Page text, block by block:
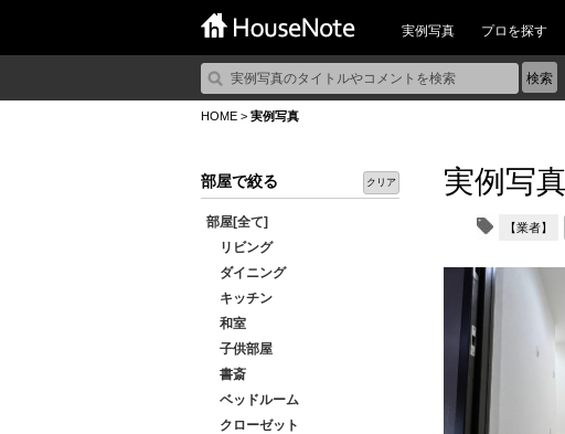
実例写真 プロを探す
HOME > 実例写真
部屋で絞る クリア
部屋[全て]
リビング
ダイニング
キッチン
和室
子供部屋
書斎
ベッドルーム
クローゼット
実例写真
【業者】